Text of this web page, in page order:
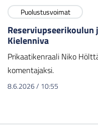
Puolustusvoimat
Kielenniva
Prikaatikenraali Niko
komentajaksi.
8.6.2026/ 10:55